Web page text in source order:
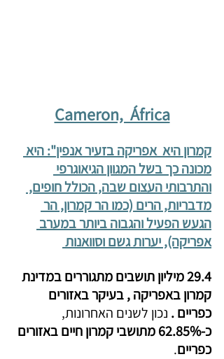
Cameron,  África
קמרון היא  אפריקה בזעיר אנפין": היא
מכונה כך בשל המגוון הגיאוגרפי
והתרבותי העצום שבה, הכולל חופים,
מדבריות, הרים (כמו הר קמרון, הר
הגעש הפעיל והגבוה ביותר במערב
אפריקה), יערות גשם וסוואנות
29.4 מיליון תושבים מתגוררים במדינת
קמרון באפריקה , בעיקר באזורים
כפריים . נכון לשנים האחרונות,
כ-62.85% מתושבי קמרון חיים באזורים
כפריים.